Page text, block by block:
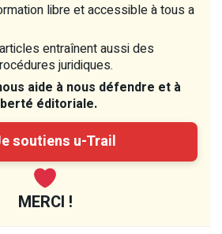
libre et accessible à tous a
entraînent aussi des
juridiques.
aide à nous défendre et à
éditoriale.
soutiens u-Trail
MERCI !